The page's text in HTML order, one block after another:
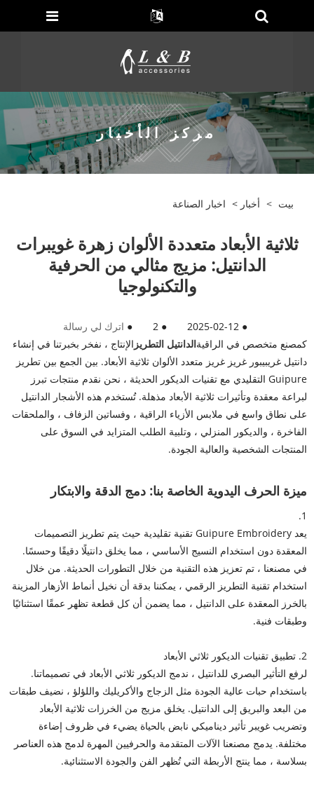
مركز الأخبار
بيت > أخبار > اخبار الصناعة
ثلاثية الأبعاد متعددة الألوان زهرة غويبرات
الدانتيل: مزيج مثالي من الحرفية
والتكنولوجيا
●
2025-02-12
●
2
● اترك لي رسالة
كمصنع متخصص في الراقيةالدانتيل التطريز الإنتاج ، نفخر بخبرتنا في إنشاء
دانتيل غريبيبور غريز غريز متعدد الألوان ثلاثية الأبعاد. بين الجمع بين تطريز
Guipure التقليدي مع تقنيات الديكور الحديثة ، نحن نقدم منتجات تبرز
لبراعة معقدة وتأثيرات ثلاثية الأبعاد مذهلة. تُستخدم هذه الأشجار الدانتيل
على نطاق واسع في ملابس الأزياء الراقية ، وفساتين الزفاف ، والملحقات
الفاخرة ، والديكور المنزلي ، وتلبية الطلب المتزايد في السوق على
المنتجات الشخصية والعالية الجودة.
ميزة الحرف اليدوية الخاصة بنا: دمج الدقة والابتكار
1.
يعد Guipure Embroidery تقنية تقليدية حيث يتم تطريز التصميمات
المعقدة دون استخدام النسيج الأساسي ، مما يخلق دانتيلًا دقيقًا وحسسًا.
في مصنعنا ، تم تعزيز هذه التقنية من خلال التطورات الحديثة. من خلال
استخدام تقنية التطريز الرقمي ، يمكننا بدقة أن نخيل أنماط الأزهار المزينة
بالخرز المعقدة على الدانتيل ، مما يضمن أن كل قطعة تظهر عمقًا استثنائيًا
وطبقات فنية.
2. تطبيق تقنيات الديكور ثلاثي الأبعاد
لرفع التأثير البصري للدانتيل ، ندمج الديكور ثلاثي الأبعاد في تصميماتنا.
باستخدام حبات عالية الجودة مثل الزجاج والأكريليك واللؤلؤ ، نضيف طبقات
من البعد والبريق إلى الدانتيل. يخلق مزيج من الخرزات ثلاثية الأبعاد
وتضريب غويبر تأثير ديناميكي نابض بالحياة يضيء في ظروف إضاءة
مختلفة. يدمج مصنعنا الآلات المتقدمة والحرفيين المهرة لدمج هذه العناصر
بسلاسة ، مما ينتج الأربطة التي تُظهر الفن والجودة الاستثنائية.